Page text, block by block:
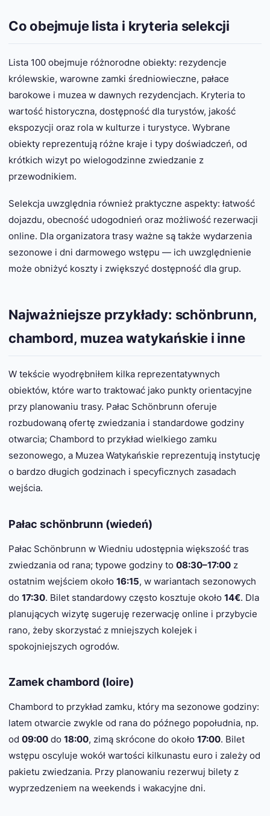
Co obejmuje lista i kryteria selekcji
Lista 100 obejmuje różnorodne obiekty: rezydencje
królewskie, warowne zamki średniowieczne, pałace
barokowe i muzea w dawnych rezydencjach. Kryteria to
wartość historyczna, dostępność dla turystów, jakość
ekspozycji oraz rola w kulturze i turystyce. Wybrane
obiekty reprezentują różne kraje i typy doświadczeń, od
krótkich wizyt po wielogodzinne zwiedzanie z
przewodnikiem.
Selekcja uwzględnia również praktyczne aspekty: łatwość
dojazdu, obecność udogodnień oraz możliwość rezerwacji
online. Dla organizatora trasy ważne są także wydarzenia
sezonowe i dni darmowego wstępu — ich uwzględnienie
może obniżyć koszty i zwiększyć dostępność dla grup.
Najważniejsze przykłady: schönbrunn,
chambord, muzea watykańskie i inne
W tekście wyodrębniłem kilka reprezentatywnych
obiektów, które warto traktować jako punkty orientacyjne
przy planowaniu trasy. Pałac Schönbrunn oferuje
rozbudowaną ofertę zwiedzania i standardowe godziny
otwarcia; Chambord to przykład wielkiego zamku
sezonowego, a Muzea Watykańskie reprezentują instytucję
o bardzo długich godzinach i specyficznych zasadach
wejścia.
Pałac schönbrunn (wiedeń)
Pałac Schönbrunn w Wiedniu udostępnia większość tras
zwiedzania od rana; typowe godziny to 08:30–17:00 z
ostatnim wejściem około 16:15, w wariantach sezonowych
do 17:30. Bilet standardowy często kosztuje około 14€. Dla
planujących wizytę sugeruję rezerwację online i przybycie
rano, żeby skorzystać z mniejszych kolejek i
spokojniejszych ogrodów.
Zamek chambord (loire)
Chambord to przykład zamku, który ma sezonowe godziny:
latem otwarcie zwykle od rana do późnego popołudnia, np.
od 09:00 do 18:00, zimą skrócone do około 17:00. Bilet
wstępu oscyluje wokół wartości kilkunastu euro i zależy od
pakietu zwiedzania. Przy planowaniu rezerwuj bilety z
wyprzedzeniem na weekends i wakacyjne dni.